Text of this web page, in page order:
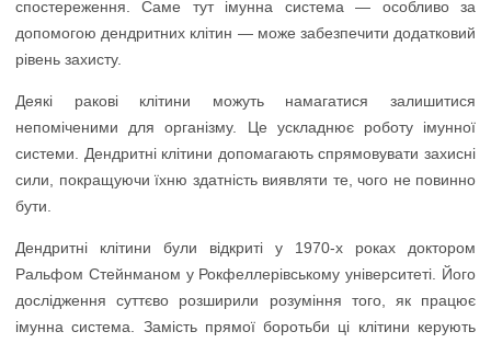
спостереження. Саме тут імунна система — особливо за
допомогою дендритних клітин — може забезпечити додатковий
рівень захисту.
Деякі ракові клітини можуть намагатися залишитися
непоміченими для організму. Це ускладнює роботу імунної
системи. Дендритні клітини допомагають спрямовувати захисні
сили, покращуючи їхню здатність виявляти те, чого не повинно
бути.
Дендритні клітини були відкриті у 1970-х роках доктором
Ральфом Стейнманом у Рокфеллерівському університеті. Його
дослідження суттєво розширили розуміння того, як працює
імунна система. Замість прямої боротьби ці клітини керують